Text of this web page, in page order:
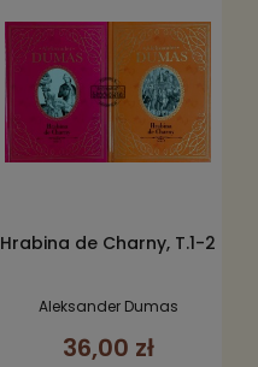
Hrabina de Charny, T.1-2
Aleksander Dumas
36,00 zł